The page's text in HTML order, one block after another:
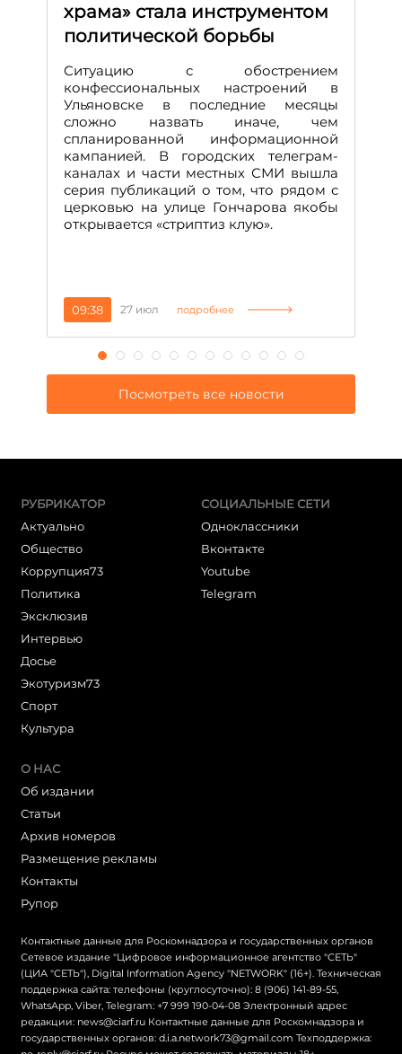
храма» стала инструментом
политической борьбы
Ситуацию с обострением
конфессиональных настроений в
Ульяновске в последние месяцы
сложно назвать иначе, чем
спланированной информационной
кампанией. В городских телеграм-
каналах и части местных СМИ вышла
серия публикаций о том, что рядом с
церковью на улице Гончарова якобы
открывается «стриптиз клую».
09:38 27 июл подробнее
Посмотреть все новости
РУБРИКАТОР
Актуально
Общество
Коррупция73
Политика
Эксклюзив
Интервью
Досье
Экотуризм73
Cпорт
Культура
СОЦИАЛЬНЫЕ СЕТИ
Одноклассники
Вконтакте
Youtube
Telegram
О НАС
Об издании
Статьи
Архив номеров
Размещение рекламы
Контакты
Рупор
Контактные данные для Роскомнадзора и государственных органов
Сетевое издание "Цифровое информационное агентство "СЕТЬ"
(ЦИА "СЕТЬ"), Digital Information Agency "NETWORK" (16+). Техническая
поддержка сайта: телефоны (круглосуточно): 8 (906) 141-89-55,
WhatsApp, Viber, Telegram: +7 999 190-04-08 Электронный адрес
редакции: news@ciarf.ru Контактные данные для Роскомнадзора и
государственных органов: d.i.a.network73@gmail.com Техподдержка: